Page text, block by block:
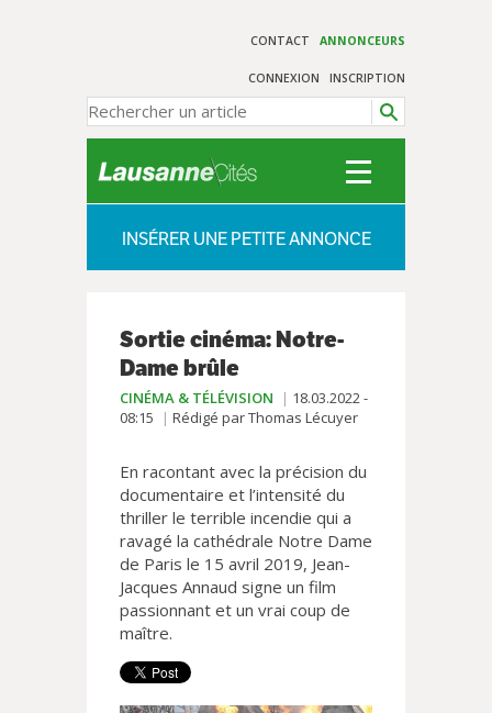
CONTACT ANNONCEURS
CONNEXION INSCRIPTION
INSÉRER UNE PETITE ANNONCE
Sortie cinéma: Notre-
Dame brûle
CINÉMA & TÉLÉVISION
18.03.2022 -
08:15
Rédigé par Thomas Lécuyer
En racontant avec la précision du
documentaire et l’intensité du
thriller le terrible incendie qui a
ravagé la cathédrale Notre Dame
de Paris le 15 avril 2019, Jean-
Jacques Annaud signe un film
passionnant et un vrai coup de
maître.